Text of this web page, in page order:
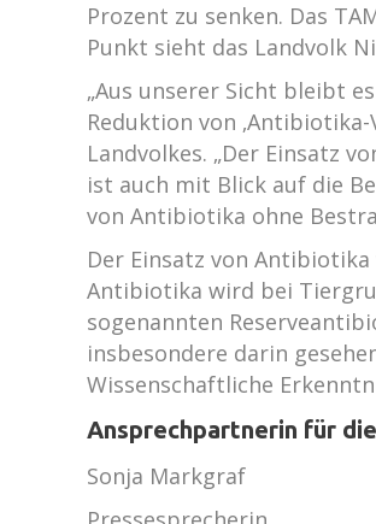
Prozent zu senken. Das
Punkt sieht das Landvolk
„Aus unserer Sicht bleibt
Reduktion von
Landvolkes. „Der Einsatz
ist auch mit Blick auf die
von Antibiotika ohne
Der Einsatz von
Antibiotika wird bei
sogenannten
insbesondere darin
Wissenschaftliche
Ansprechpartnerin für
Sonja Markgraf